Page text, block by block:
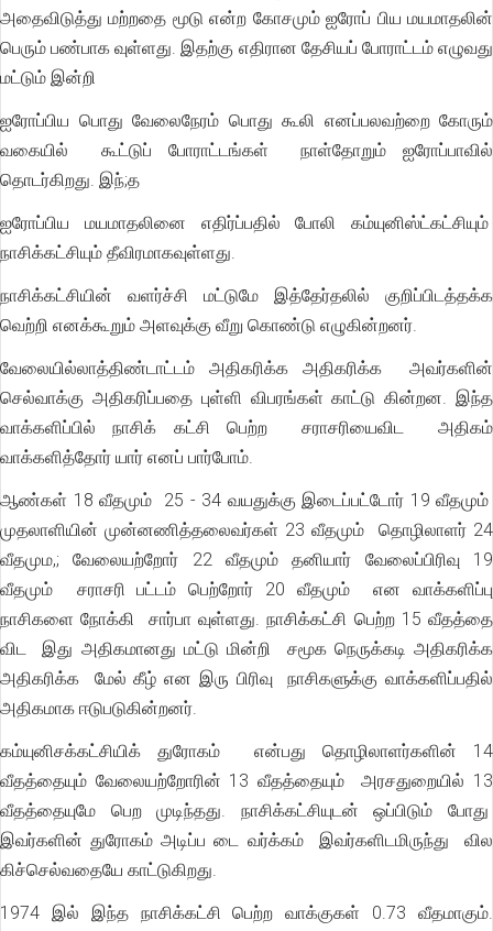
அதைவிடுத்து மற்றதை மூடு என்ற கோசமும் ஐரோப் பிய மயமாதலின்
பெரும் பண்பாக வுள்ளது. இதற்கு எதிரான தேசியப் போராட்டம் எழுவது
மட்டும் இன்றி
ஐரோப்பிய பொது வேலைநேரம் பொது கூலி எனப்பலவற்றை கோரும்
வகையில் கூட்டுப் போராட்டங்கள் நாள்தோறும் ஐரோப்பாவில்
தொடர்கிறது. இந்;த
ஐரோப்பிய மயமாதலினை எதிர்ப்பதில் போலி கம்யுனிஸ்ட்கட்சியும்
நாசிக்கட்சியும் தீவிரமாகவுள்ளது.
நாசிக்கட்சியின் வளர்ச்சி மட்டுமே இத்தேர்தலில் குறிப்பிடத்தக்க
வெற்றி எனக்கூறும் அளவுக்கு வீறு கொண்டு எழுகின்றனர்.
வேலையில்லாத்திண்டாட்டம் அதிகரிக்க அதிகரிக்க அவர்களின்
செல்வாக்கு அதிகரிப்பதை புள்ளி விபரங்கள் காட்டு கின்றன. இந்த
வாக்களிப்பில் நாசிக் கட்சி பெற்ற சராசரியைவிட அதிகம்
வாக்களித்தோர் யார் எனப் பார்போம்.
ஆண்கள் 18 வீதமும் 25 - 34 வயதுக்கு இடைப்பட்டோர் 19 வீதமும்
முதலாளியின் முன்னணித்தலைவர்கள் 23 வீதமும் தொழிலாளர் 24
வீதமும,; வேலையற்றோர் 22 வீதமும் தனியார் வேலைப்பிரிவு 19
வீதமும் சராசரி பட்டம் பெற்றோர் 20 வீதமும் என வாக்களிப்பு
நாசிகளை நோக்கி சார்பா வுள்ளது. நாசிக்கட்சி பெற்ற 15 வீதத்தை
விட இது அதிகமானது மட்டு மின்றி சமூக நெருக்கடி அதிகரிக்க
அதிகரிக்க மேல் கீழ் என இரு பிரிவு நாசிகளுக்கு வாக்களிப்பதில்
அதிகமாக ஈடுபடுகின்றனர்.
கம்யுனிசக்கட்சியிக் துரோகம் என்பது தொழிலாளர்களின் 14
வீதத்தையும் வேலையற்றோரின் 13 வீதத்தையும் அரசதுறையில் 13
வீதத்தையுமே பெற முடிந்தது. நாசிக்கட்சியுடன் ஒப்பிடும் போது
இவர்களின் துரோகம் அடிப்ப டை வர்க்கம் இவர்களிடமிருந்து வில
கிச்செல்வதையே காட்டுகிறது.
1974 இல் இந்த நாசிக்கட்சி பெற்ற வாக்குகள் 0.73 வீதமாகும்.